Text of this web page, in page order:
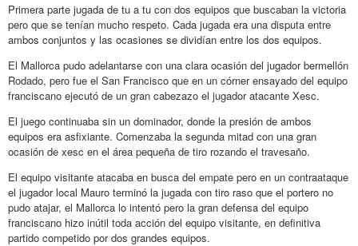
Primera parte jugada de tu a tu con dos equipos que buscaban la victoria
pero que se tenían mucho respeto. Cada jugada era una disputa entre
ambos conjuntos y las ocasiones se dividían entre los dos equipos.
El Mallorca pudo adelantarse con una clara ocasión del jugador bermellón
Rodado, pero fue el San Francisco que en un córner ensayado del equipo
franciscano ejecutó de un gran cabezazo el jugador atacante Xesc.
El juego continuaba sin un dominador, donde la presión de ambos
equipos era asfixiante. Comenzaba la segunda mitad con una gran
ocasión de xesc en el área pequeña de tiro rozando el travesaño.
El equipo visitante atacaba en busca del empate pero en un contraataque
el jugador local Mauro terminó la jugada con tiro raso que el portero no
pudo atajar, el Mallorca lo intentó pero la gran defensa del equipo
franciscano hizo inútil toda acción del equipo visitante, en definitiva
partido competido por dos grandes equipos.